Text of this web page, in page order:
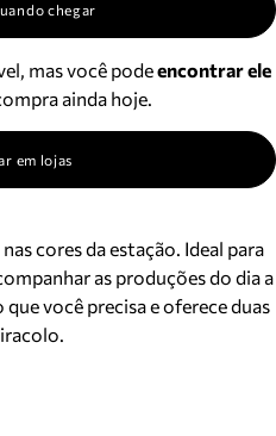
chegar
mas você podeencontrar ele
ainda hoje.
em lojas
cores da estação. Ideal para
as produções do dia a
você precisa e oferece duas